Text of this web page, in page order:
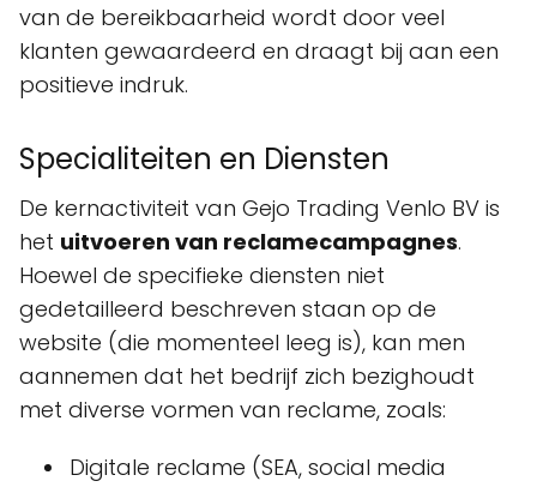
van de bereikbaarheid wordt door veel
klanten gewaardeerd en draagt bij aan een
positieve indruk.
Specialiteiten en Diensten
De kernactiviteit van Gejo Trading Venlo BV is
het uitvoeren van reclamecampagnes.
Hoewel de specifieke diensten niet
gedetailleerd beschreven staan op de
website (die momenteel leeg is), kan men
aannemen dat het bedrijf zich bezighoudt
met diverse vormen van reclame, zoals:
Digitale reclame (SEA, social media